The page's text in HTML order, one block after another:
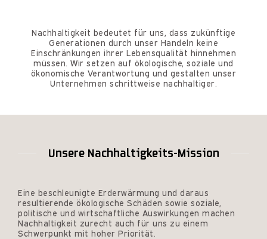
Nachhaltigkeit bedeutet für uns, dass zukünftige
Generationen durch unser Handeln keine
Einschränkungen ihrer Lebensqualität hinnehmen
müssen. Wir setzen auf ökologische, soziale und
ökonomische Verantwortung und gestalten unser
Unternehmen schrittweise nachhaltiger.
Unsere Nachhaltigkeits-Mission
Eine beschleunigte Erderwärmung und daraus
resultierende ökologische Schäden sowie soziale,
politische und wirtschaftliche Auswirkungen machen
Nachhaltigkeit zurecht auch für uns zu einem
Schwerpunkt mit hoher Priorität.